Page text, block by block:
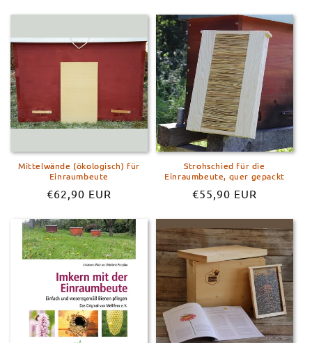
Mittelwände (ökologisch) für
Einraumbeute
Normaler
€62,90 EUR
Strohschied für die
Einraumbeute, quer gepackt
Normaler
€55,90 EUR